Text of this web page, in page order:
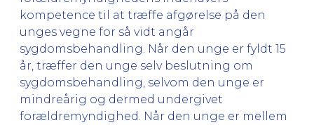
kompetence til at træffe afgørelse på den
unges vegne for så vidt angår
sygdomsbehandling. Når den unge er fyldt 15
år, træffer den unge selv beslutning om
sygdomsbehandling, selvom den unge er
mindreårig og dermed undergivet
forældremyndighed. Når den unge er mellem